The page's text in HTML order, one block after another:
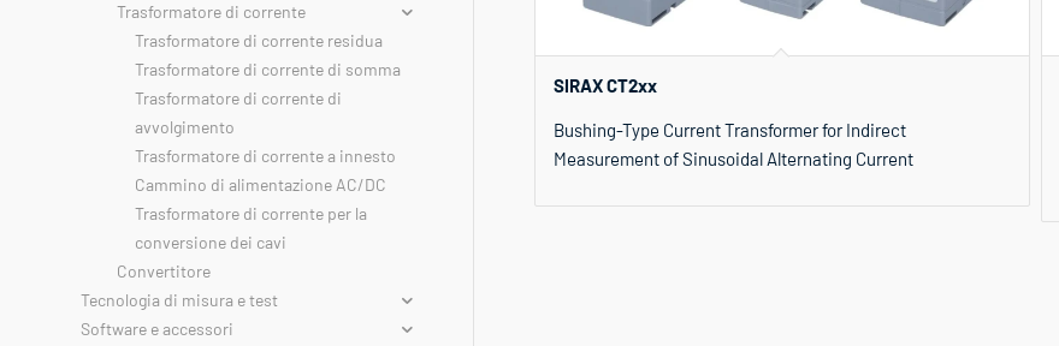
SIRAX CT2xx
Bushing-Type Current Transformer for Indirect
Measurement of Sinusoidal Alternating Current
Trasformatore di corrente
Trasformatore di corrente residua
Trasformatore di corrente di somma
Trasformatore di corrente di
avvolgimento
Trasformatore di corrente a innesto
Cammino di alimentazione AC/DC
Trasformatore di corrente per la
conversione dei cavi
Convertitore
Tecnologia di misura e test
Software e accessori